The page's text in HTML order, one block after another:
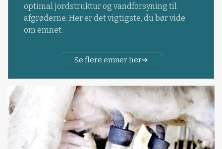
optimal jordstruktur og vandforsyning til
afgrøderne. Her er det vigtigste, du bør vide
om emnet.
Se flere emner her